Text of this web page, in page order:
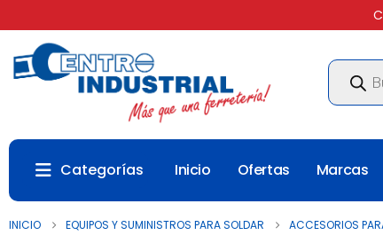
Categorías Inicio Ofertas Marcas
INICIO EQUIPOS Y SUMINISTROS PARA SOLDAR ACCESORIOS